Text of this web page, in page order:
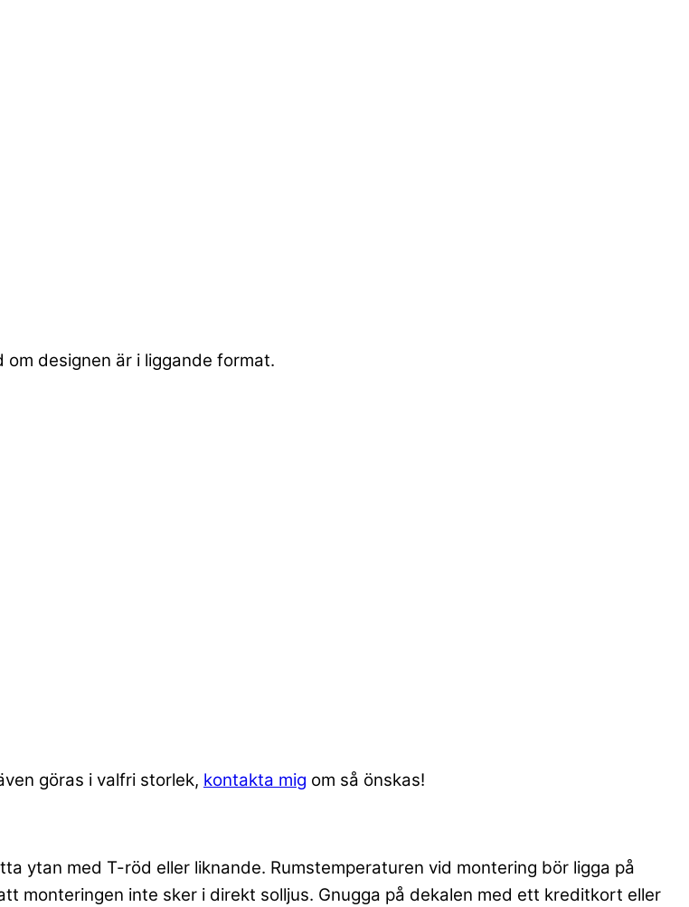
designen är i liggande format.
göras i valfri storlek, kontakta mig om så önskas!
ytan med T-röd eller liknande. Rumstemperaturen vid montering bör ligga på
monteringen inte sker i direkt solljus. Gnugga på dekalen med ett kreditkort eller